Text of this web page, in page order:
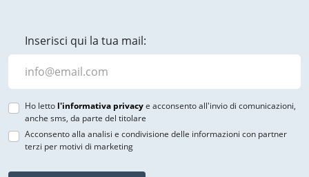
Inserisci qui la tua mail:
Ho letto l'informativa privacye acconsento all'invio di comunicazioni,
anche sms, da parte del titolare
Acconsento alla analisi e condivisione delle informazioni con partner
terzi per motivi di marketing